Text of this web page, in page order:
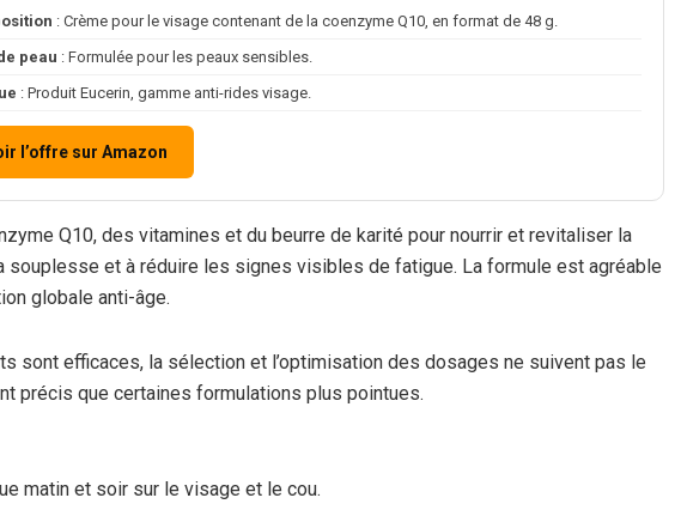
: Crème pour le visage contenant de la coenzyme Q10, en format de 48 g.
peau : Formulée pour les peaux sensibles.
: Produit Eucerin, gamme anti-rides visage.
l’offre sur Amazon
Q10, des vitamines et du beurre de karité pour nourrir et revitaliser la
souplesse et à réduire les signes visibles de fatigue. La formule est agréable
globale anti-âge.
sont efficaces, la sélection et l’optimisation des dosages ne suivent pas le
précis que certaines formulations plus pointues.
matin et soir sur le visage et le cou.